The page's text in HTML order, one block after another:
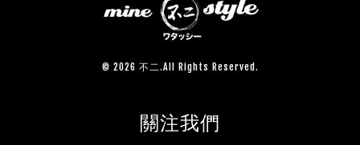
© 2026 不二.All Rights Reserved.
關注我們